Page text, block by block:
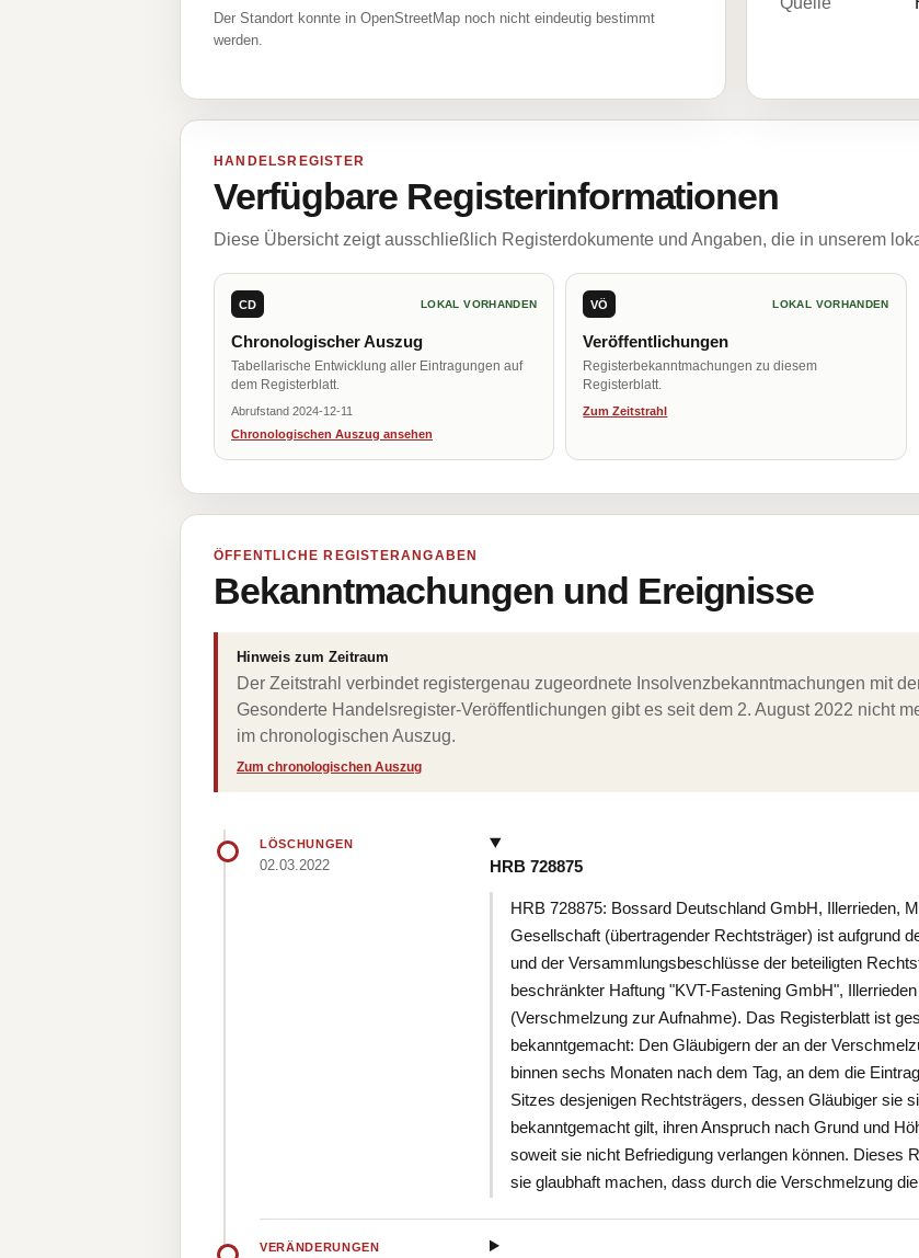
Der Standort konnte in OpenStreetMap noch nicht eindeutig bestimmt
werden.
HANDELSREGISTER
Verfügbare Registerinformationen
Diese Übersicht zeigt ausschließlich Registerdokumente und Angaben, die in unserem
CD LOKAL VORHANDEN
Chronologischer Auszug
Tabellarische Entwicklung aller Eintragungen auf
dem Registerblatt.
Abrufstand 2024-12-11
Chronologischen Auszug ansehen
VÖ LOKAL VORHANDEN
Veröffentlichungen
Registerbekanntmachungen zu diesem
Registerblatt.
Zum Zeitstrahl
ÖFFENTLICHE REGISTERANGABEN
Bekanntmachungen und Ereignisse
Hinweis zum Zeitraum
Der Zeitstrahl verbindet registergenau zugeordnete Insolvenzbekanntmachungen mit
Gesonderte Handelsregister-Veröffentlichungen gibt es seit dem 2. August 2022 nicht
im chronologischen Auszug.
Zum chronologischen Auszug
LÖSCHUNGEN
02.03.2022 HRB 728875
HRB 728875: Bossard Deutschland GmbH, Illerrieden,
Gesellschaft (übertragender Rechtsträger) ist aufgrund
und der Versammlungsbeschlüsse der beteiligten
beschränkter Haftung "KVT-Fastening GmbH",
(Verschmelzung zur Aufnahme). Das Registerblatt ist
bekanntgemacht: Den Gläubigern der an der
binnen sechs Monaten nach dem Tag, an dem die
Sitzes desjenigen Rechtsträgers, dessen Gläubiger sie
bekanntgemacht gilt, ihren Anspruch nach Grund und
soweit sie nicht Befriedigung verlangen können. Dieses
sie glaubhaft machen, dass durch die Verschmelzung
VERÄNDERUNGEN